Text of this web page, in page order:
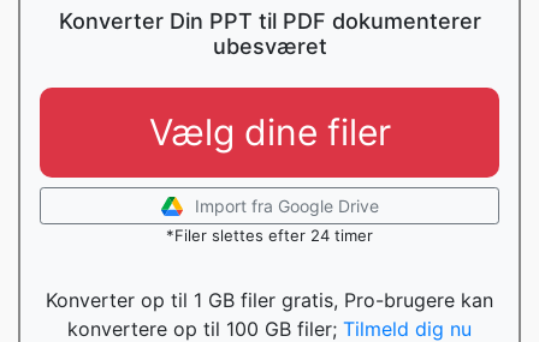
Konverter Din PPT til PDF dokumenterer
ubesværet
Vælg dine filer
Import fra Google Drive
*Filer slettes efter 24 timer
Konverter op til 1 GB filer gratis, Pro-brugere kan
konvertere op til 100 GB filer; Tilmeld dig nu